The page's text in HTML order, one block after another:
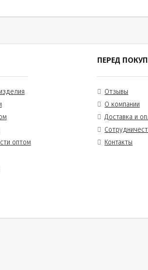
оптом
ПЕРЕД
Отзывы
О компании
Доставка и
Контакты